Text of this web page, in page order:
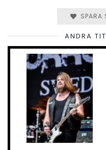
SPARA
ANDRA